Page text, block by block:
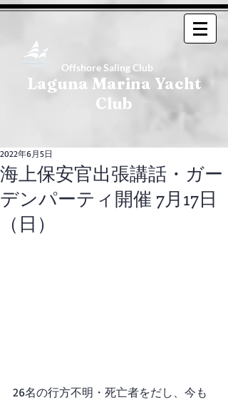
Offshore Saling Club
Laguna Marina Yacht
Club
海上保安官出張講話・ガー
デンパーティ開催 7月17日
（日）
2022年6月5日
26名の行方不明・死亡者をだし、今も